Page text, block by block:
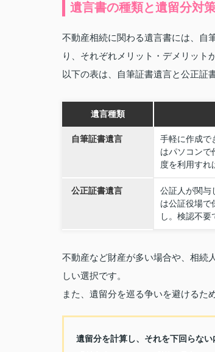
遺言書の種類と遺留分対
不動産相続に関わる遺言書には、自
り、それぞれメリット・デメリット
以下の表は、自筆証書遺言と公正証
遺言種類
自筆証書遺言
手軽に作成で
はパソコンで
度を利用すれ
公正証書遺言
公証人が関与
は公証役場で
し。検認不要
不動産など財産が多い場合や、相続
しい選択です。
また、遺留分を巡る争いを避けるた
遺留分を計算し、それを下回らな